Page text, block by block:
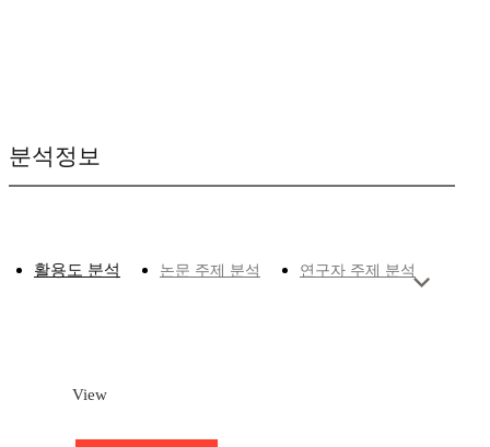
분석정보
활용도 분석 논문 주제 분석 연구자 주제 분석
View